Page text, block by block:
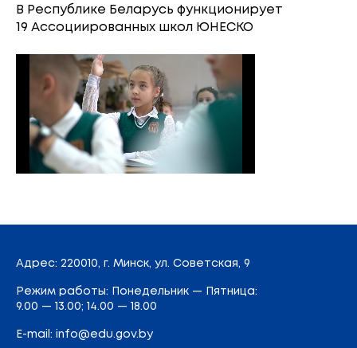
В Республике Беларусь функционирует
19 Ассоциированных школ ЮНЕСКО
Адрес: 220010, г. Минск, ул. Советская, 9
Режим работы: Понедельник — Пятница:
9.00 — 13.00; 14.00 — 18.00
E-mail: info@edu.gov.by